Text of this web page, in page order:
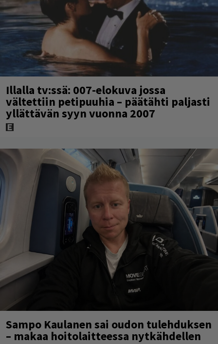
Illalla tv:ssä: 007-elokuva jossa
vältettiin petipuuhia – päätähti paljasti
yllättävän syyn vuonna 2007
Sampo Kaulanen sai oudon tulehduksen
– makaa hoitolaitteessa nytkähdellen